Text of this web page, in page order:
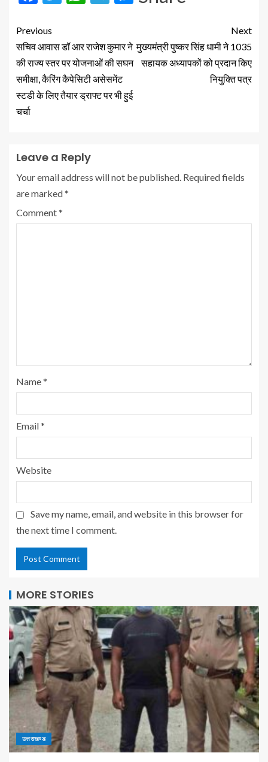
Previous
सचिव आवास डॉ आर राजेश कुमार ने
की राज्य स्तर पर योजनाओं की सघन
समीक्षा, कैरिंग कैपेसिटी असेसमेंट
स्टडी के लिए तैयार ड्राफ्ट पर भी हुई
चर्चा
Next
मुख्यमंत्री पुष्कर सिंह धामी ने 1035
सहायक अध्यापकों को प्रदान किए
नियुक्ति पत्र
Leave a Reply
Your email address will not be published. Required fields
are marked*
Comment*
Name*
Email*
Website
Save my name, email, and website in this browser for
the next time I comment.
MORE STORIES
उत्तराखण्ड